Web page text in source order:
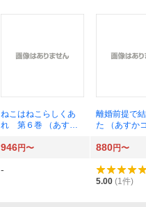
ねこはねこらしくあ
れ 第６巻 （あすか
Ｘ） ときたほのじ／
離婚前提で
た （あすか
著
946円〜 880円〜
-
5.00 (1件)